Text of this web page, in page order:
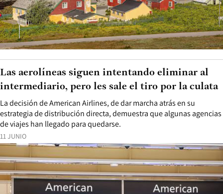
11 JUNIO
La decisión de American Airlines, de dar marcha atrás en su
estrategia de distribución directa, demuestra que algunas agencias
de viajes han llegado para quedarse.
Las aerolíneas siguen intentando eliminar al
intermediario, pero les sale el tiro por la culata